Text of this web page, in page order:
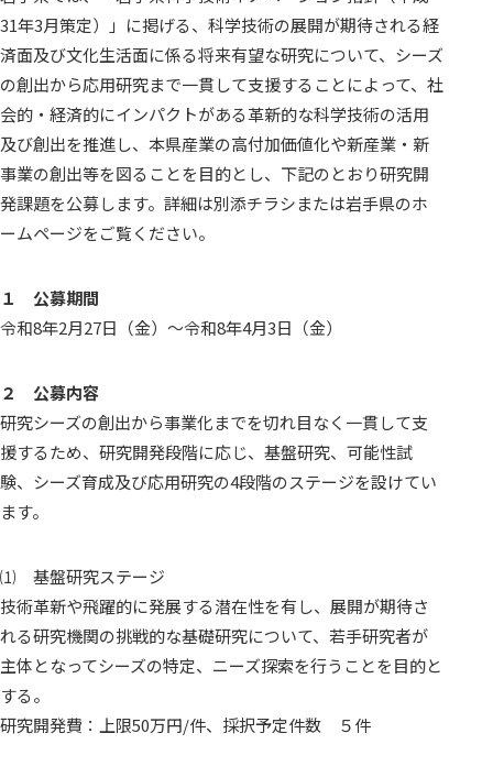
31年3月策定）」に掲げる、科学技術の展開が期待される経
済面及び文化生活面に係る将来有望な研究について、シーズ
の創出から応用研究まで一貫して支援することによって、社
会的・経済的にインパクトがある革新的な科学技術の活用
及び創出を推進し、本県産業の高付加価値化や新産業・新
事業の創出等を図ることを目的とし、下記のとおり研究開
発課題を公募します。詳細は別添チラシまたは岩手県のホ
ームページをご覧ください。
１ 公募期間
令和8年2月27日（金）～令和8年4月3日（金）
２ 公募内容
研究シーズの創出から事業化までを切れ目なく一貫して支
援するため、研究開発段階に応じ、基盤研究、可能性試
験、シーズ育成及び応用研究の4段階のステージを設けてい
ます。
⑴ 基盤研究ステージ
技術革新や飛躍的に発展する潜在性を有し、展開が期待さ
れる研究機関の挑戦的な基礎研究について、若手研究者が
主体となってシーズの特定、ニーズ探索を行うことを目的と
する。
研究開発費：上限50万円/件、採択予定件数 ５件